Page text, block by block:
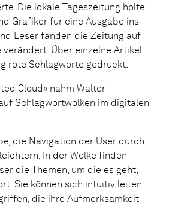
Die lokale Tageszeitung holte
Grafiker für eine Ausgabe ins
Leser fanden die Zeitung auf
verändert: Über einzelne Artikel
rote Schlagworte gedruckt.
Cloud« nahm Walter
Schlagwortwolken im digitalen
die Navigation der User durch
In der Wolke finden
die Themen, um die es geht,
Sie können sich intuitiv leiten
die ihre Aufmerksamkeit